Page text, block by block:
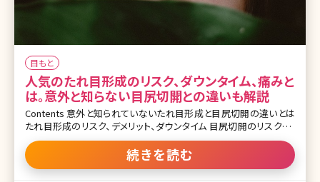
目もと
人気のたれ目形成のリスク、ダウンタイム、痛みと
は。意外と知らない目尻切開との違いも解説
Contents 意外と知られていないたれ目形成と目尻切開の違いとは
たれ目形成のリスク、デメリット、ダウンタイム 目尻切開のリスク、デ
メリット、ダウンタイム たれ目形成と併用すると良い施術 まとめ 【監
修医師からのワンポイント】たれ目形成は当院でもよく行っている手
術ですが、誰にでも似合うわけではありませんし、リスクも伴います。
続きを読む